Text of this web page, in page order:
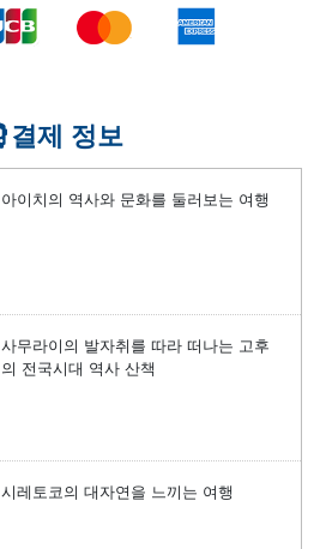
결제 정보
아이치의 역사와 문화를 둘러보는 여행
사무라이의 발자취를 따라 떠나는 고후
의 전국시대 역사 산책
시레토코의 대자연을 느끼는 여행